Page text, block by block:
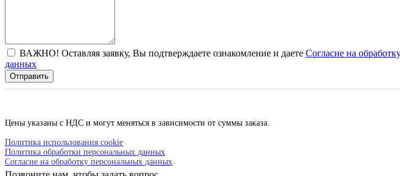
ВАЖНО! Оставляя заявку, Вы подтверждаете ознакомление и даете Согласие на
данных
Отправить
Цены указаны с НДС и могут меняться в зависимости от суммы заказа.
Политика использования cookie
Политика обработки персональных данных
Согласие на обработку персональных данных